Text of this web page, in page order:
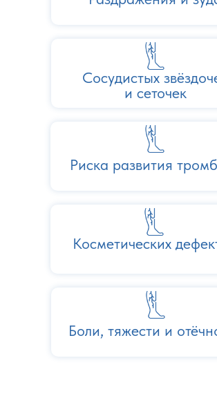
Риска развития
Сосудистых
и сеточек
Косметических
Боли, тяжести и